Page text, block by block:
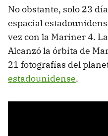
No obstante, solo 23
espacial
vez con la Mariner 4.
Alcanzó la órbita de
21 fotografías del
estadounidense.